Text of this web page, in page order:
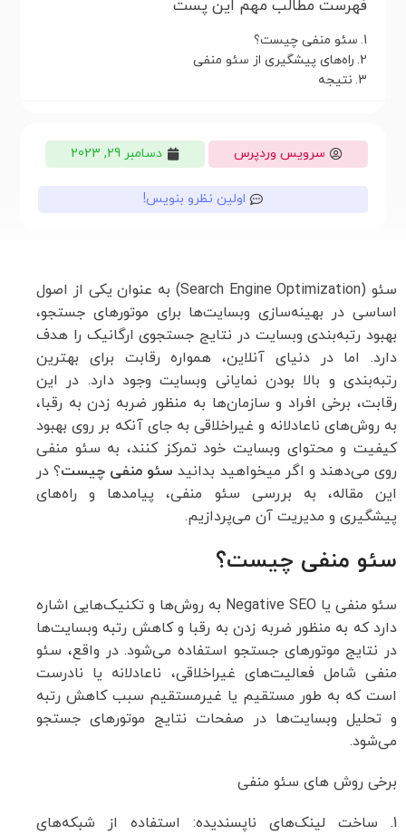
فهرست مطالب مهم این پست
سئو منفی چیست؟
راه‌های پیشگیری از سئو منفی
نتیجه‌
سرویس وردپرس دسامبر 29, 2023
اولین نظرو بنویس!
سئو (Search Engine Optimization) به عنوان یکی از اصول
اساسی در بهینه‌سازی وبسایت‌ها برای موتورهای جستجو،
بهبود رتبه‌بندی وبسایت در نتایج جستجوی ارگانیک را هدف
دارد. اما در دنیای آنلاین، همواره رقابت برای بهترین
رتبه‌بندی و بالا بودن نمایانی وبسایت وجود دارد. در این
رقابت، برخی افراد و سازمان‌ها به منظور ضربه زدن به رقبا،
به روش‌های ناعادلانه و غیراخلاقی به جای آنکه بر روی بهبود
کیفیت و محتوای وبسایت خود تمرکز کنند، به سئو منفی
روی می‌دهند و اگر میخواهید بدانید سئو منفی چیست؟ در
این مقاله، به بررسی سئو منفی، پیامدها و راه‌های
پیشگیری و مدیریت آن می‌پردازیم.
سئو منفی چیست؟
سئو منفی یا Negative SEO به روش‌ها و تکنیک‌هایی اشاره
دارد که به منظور ضربه زدن به رقبا و کاهش رتبه وبسایت‌ها
در نتایج موتورهای جستجو استفاده می‌شود. در واقع، سئو
منفی شامل فعالیت‌های غیراخلاقی، ناعادلانه یا نادرست
است که به طور مستقیم یا غیرمستقیم سبب کاهش رتبه
و تحلیل وبسایت‌ها در صفحات نتایج موتورهای جستجو
می‌شود.
برخی روش های سئو منفی
1. ساخت لینک‌های ناپسندیده: استفاده از شبکه‌های